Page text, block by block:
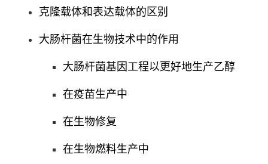
克隆载体和表达载体的区别
大肠杆菌在生物技术中的作用
大肠杆菌基因工程以更好地生产乙醇
在疫苗生产中
在生物修复
在生物燃料生产中